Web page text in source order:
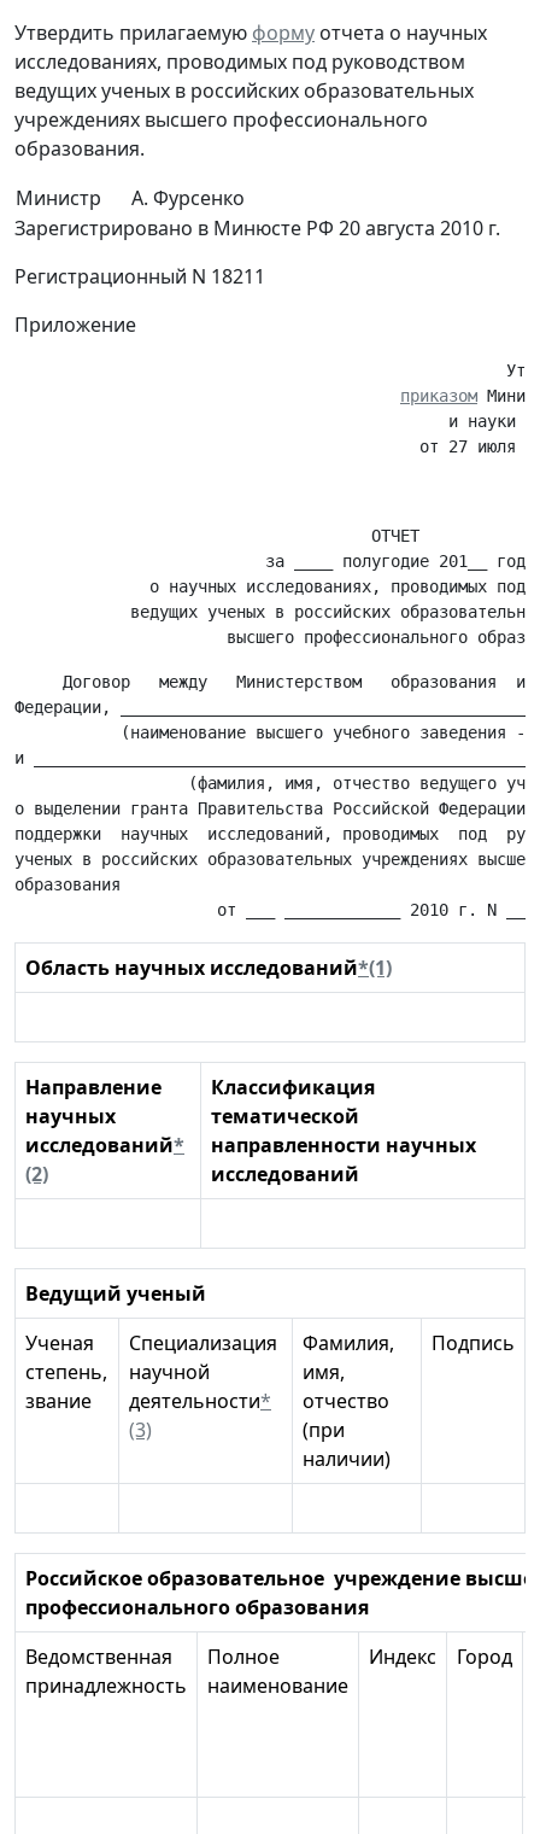
Утвердить прилагаемую форму отчета о научных
исследованиях, проводимых под руководством
ведущих ученых в российских образовательных
учреждениях высшего профессионального
образования.
Министр
А. Фурсенко
Зарегистрировано в Минюсте РФ 20 августа 2010 г.
Регистрационный N 18211
Приложение
приказом
и науки
                                     ОТЧЕТ
                          за ____ полугодие 201__ года
о научных исследованиях, проводимых под
ведущих ученых в российских
Договор   между   Министерством   образования  и
Федерации,
(наименование высшего учебного заведения -
и
(фамилия, имя, отчество ведущего
о выделении гранта Правительства Российской Федерации
поддержки  научных  исследований, проводимых  под
ученых в российских образовательных учреждениях
образования
Область научных исследований*(1)
Направление
научных
исследований*
(2)
Классификация
тематической
направленности научных
исследований
Ведущий ученый
Ученая
степень,
звание
Специализация
научной
деятельности*
(3)
Фамилия,
имя,
отчество
(при
наличии)
Подпись
Российское образовательное учреждение
профессионального образования
Ведомственная
принадлежность
Полное
наименование
Индекс Город